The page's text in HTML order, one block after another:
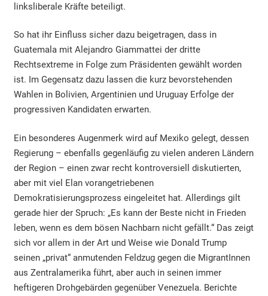
linksliberale Kräfte beteiligt.
So hat ihr Einfluss sicher dazu beigetragen, dass in
Guatemala mit Alejandro Giammattei der dritte
Rechtsextreme in Folge zum Präsidenten gewählt worden
ist. Im Gegensatz dazu lassen die kurz bevorstehenden
Wahlen in Bolivien, Argentinien und Uruguay Erfolge der
progressiven Kandidaten erwarten.
Ein besonderes Augenmerk wird auf Mexiko gelegt, dessen
Regierung – ebenfalls gegenläufig zu vielen anderen Ländern
der Region – einen zwar recht kontroversiell diskutierten,
aber mit viel Elan vorangetriebenen
Demokratisierungsprozess eingeleitet hat. Allerdings gilt
gerade hier der Spruch: „Es kann der Beste nicht in Frieden
leben, wenn es dem bösen Nachbarn nicht gefällt.“ Das zeigt
sich vor allem in der Art und Weise wie Donald Trump
seinen „privat“ anmutenden Feldzug gegen die MigrantInnen
aus Zentralamerika führt, aber auch in seinen immer
heftigeren Drohgebärden gegenüber Venezuela. Berichte